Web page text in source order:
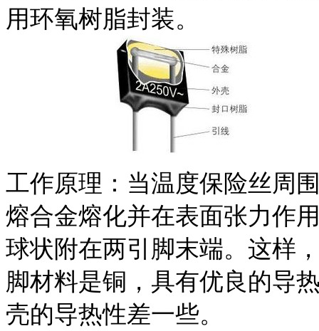
用环氧树脂封装。
工作原理：当温度保险丝周
熔合金熔化并在表面张力作
球状附在两引脚末端。这样
脚材料是铜，具有优良的导
壳的导热性差一些。